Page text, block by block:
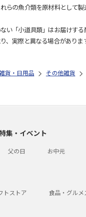
らの魚介類を原材料として
い「小道具類」はお届けする
実際と異なる場合がありま
貨・日用品 その他雑貨
集・イベント
父の日 お中元
トストア 食品・グルメ